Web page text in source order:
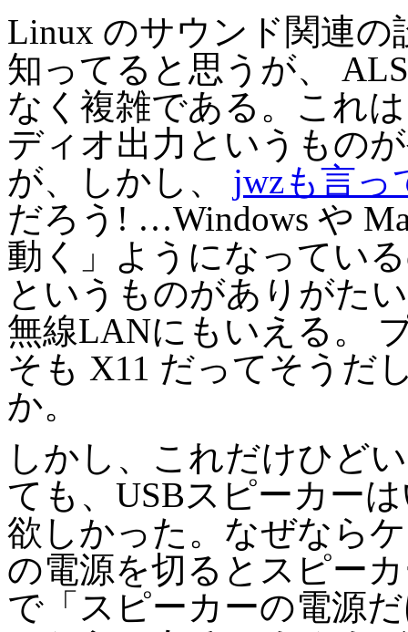
Linux のサウンド関連
知ってると思うが、
なく複雑である。これ
ディオ出力というもの
が、しかし、 jwzも言っ
だろう! …Windows や
動く」ようになってい
というものがありがた
無線LANにもいえる。
そも X11 だってそう
か。
しかし、これだけひど
ても、USBスピーカー
欲しかった。なぜなら
の電源を切るとスピー
で「スピーカーの電源